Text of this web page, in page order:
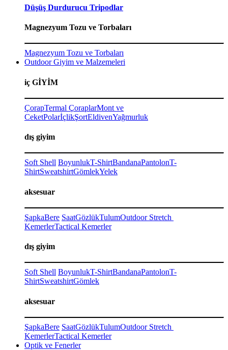
Düşüş Durdurucu Tripodlar
Magnezyum Tozu ve Torbaları
Magnezyum Tozu ve Torbaları
Outdoor Giyim ve Malzemeleri
iç GİYİM
ÇorapTermal ÇoraplarMont ve
CeketPolarİçlikŞortEldivenYağmurluk
dış giyim
Soft Shell BoyunlukT-ShirtBandanaPantolonT-
ShirtSweatshirtGömlekYelek
aksesuar
ŞapkaBere SaatGözlükTulumOutdoor Stretch
KemerlerTactical Kemerler
dış giyim
Soft Shell BoyunlukT-ShirtBandanaPantolonT-
ShirtSweatshirtGömlek
aksesuar
ŞapkaBere SaatGözlükTulumOutdoor Stretch
KemerlerTactical Kemerler
Optik ve Fenerler